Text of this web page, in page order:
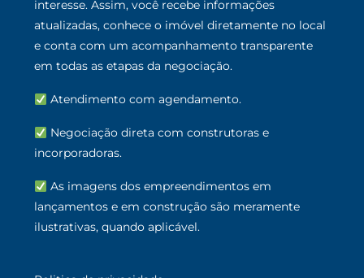
interesse. Assim, você recebe informações
atualizadas, conhece o imóvel diretamente no local
e conta com um acompanhamento transparente
em todas as etapas da negociação.
Atendimento com agendamento.
Negociação direta com construtoras e
incorporadoras.
As imagens dos empreendimentos em
lançamentos e em construção são meramente
ilustrativas, quando aplicável.